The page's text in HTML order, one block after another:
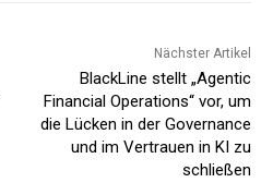
Nächster Artikel
BlackLine stellt „Agentic
Financial Operations“ vor, um
die Lücken in der Governance
und im Vertrauen in KI zu
schließen